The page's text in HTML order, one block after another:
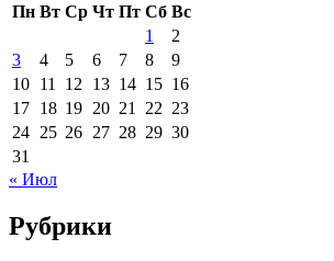
Пн Вт Ср Чт Пт Сб Вс
1
2
3
4 5 6 7 8
9
10 11 12 13 14 15 16
17 18 19 20 21 22 23
24 25 26 27 28 29 30
31
« Июл
Рубрики